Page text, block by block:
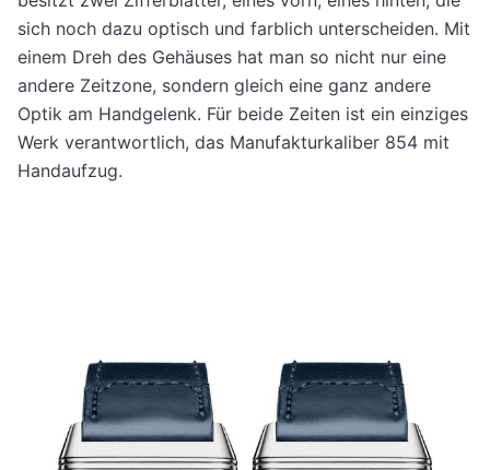
sich noch dazu optisch und farblich unterscheiden. Mit
einem Dreh des Gehäuses hat man so nicht nur eine
andere Zeitzone, sondern gleich eine ganz andere
Optik am Handgelenk. Für beide Zeiten ist ein einziges
Werk verantwortlich, das Manufakturkaliber 854 mit
Handaufzug.